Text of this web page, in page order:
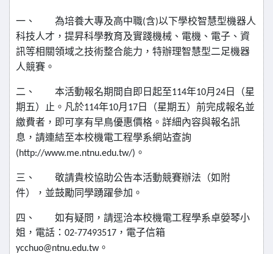
一、 為培養大專及高中職(含)以下學校智慧型機器人
科技人才，提昇科學教育及實踐機械、電機、電子、資
訊等相關領域之技術整合能力，特辦理智慧型二足機器
人競賽。
二、 本活動報名期間自即日起至114年10月 24 日（星
期五）止。凡於114年10月 17 日（星期五）前完成報名並
繳費者，即可享有早鳥優惠價格。詳細內容與報名訊
息，請連結至本校機電工程學系網站查詢
(http://www.me.ntnu.edu.tw/) 。
三、
敬請貴校協助公告本活動競賽辦法（如附
件），並鼓勵同學踴躍參加。
四、
如有疑問，請逕洽本校機電工程學系卓嫈琴小
姐，電話： 02-77493517 ，電子信箱
ycchuo@ntnu.edu.tw。